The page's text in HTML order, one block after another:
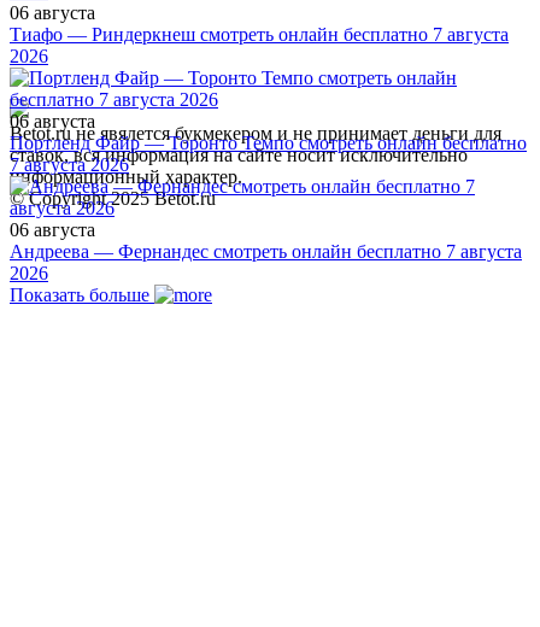
06 августа
Тиафо — Риндеркнеш смотреть онлайн бесплатно 7 августа
2026
06 августа
Портленд Файр — Торонто Темпо смотреть онлайн бесплатно
7 августа 2026
06 августа
Андреева — Фернандес смотреть онлайн бесплатно 7 августа
2026
Показать больше
Betot.ru не явялется букмекером и не принимает деньги для
ставок, вся информация на сайте носит исключительно
информационный характер.
© Copyright 2025 Betot.ru